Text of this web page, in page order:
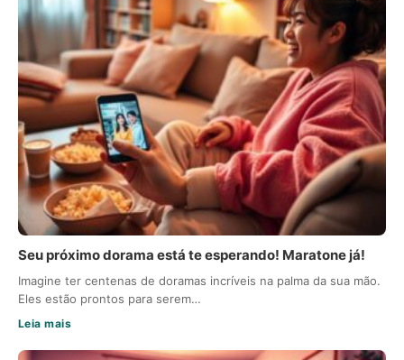
Seu próximo dorama está te esperando! Maratone já!
Imagine ter centenas de doramas incríveis na palma da sua mão.
Eles estão prontos para serem…
Leia mais